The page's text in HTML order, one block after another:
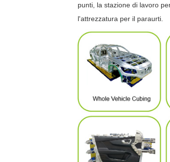
punti, la stazione di lavoro
l'attrezzatura per il paraurti.